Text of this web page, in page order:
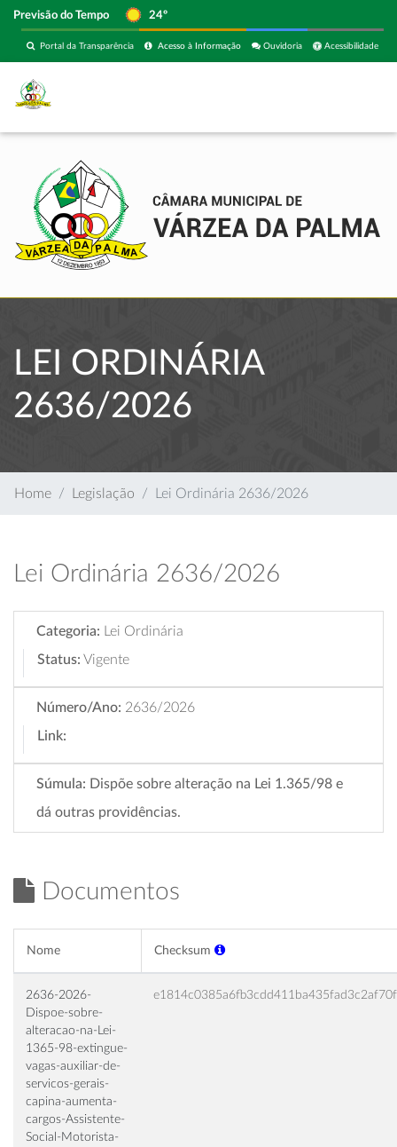
Previsão do Tempo 24º
Acessibilidade
Ouvidoria
Acesso à Informação
Portal da Transparência
LEI ORDINÁRIA
2636/2026
Home Legislação Lei Ordinária 2636/2026
Lei Ordinária 2636/2026
Categoria:
Lei Ordinária
Status: Vigente
Número/Ano: 2636/2026
Link:
Súmula: Dispõe sobre alteração na Lei 1.365/98 e
dá outras providências.
Documentos
Nome Checksum
2636-2026-
Dispoe-sobre-
alteracao-na-Lei-
1365-98-extingue-
vagas-auxiliar-de-
servicos-gerais-
capina-aumenta-
cargos-Assistente-
Social-Motorista-